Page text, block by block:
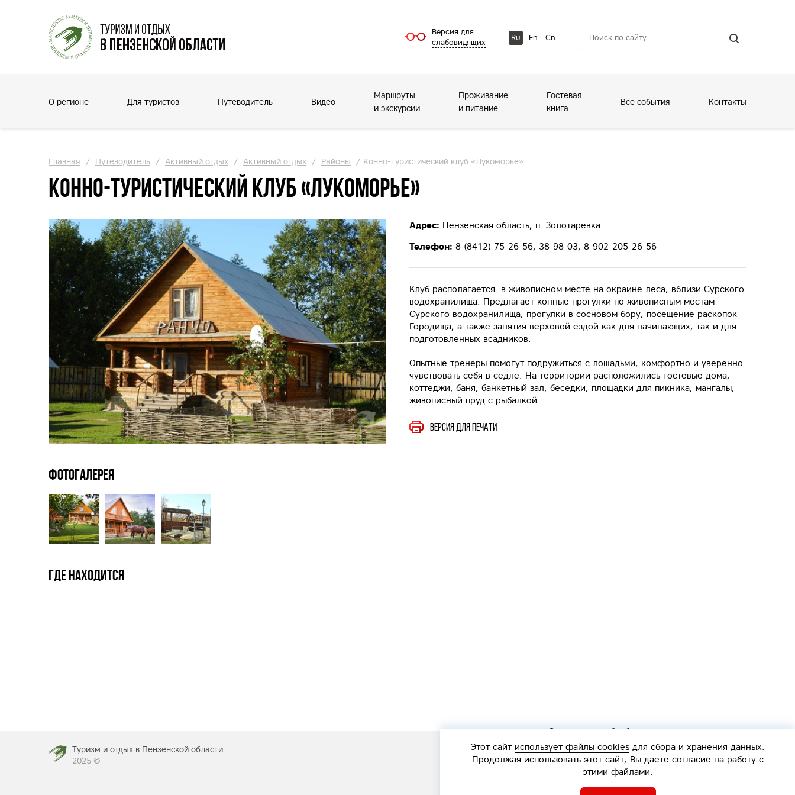
Версия для
слабовидящих
Ru En Cn
О регионе Для туристов Путеводитель Видео
Маршруты
и экскурсии
Проживание
и питание
Гостевая
книга
Все события Контакты
Главная / Путеводитель / Активный отдых / Активный отдых / Районы / Конно-туристический клуб «Лукоморье»
Конно-туристический клуб «Лукоморье»
Фотогалерея
Где находится
Адрес: Пензенская область, п. Золотаревка
Телефон: 8 (8412) 75-26-56, 38-98-03, 8-902-205-26-56
Клуб располагается в живописном месте на окраине леса, вблизи Сурского
водохранилища. Предлагает конные прогулки по живописным местам
Сурского водохранилища, прогулки в сосновом бору, посещение раскопок
Городища, а также занятия верховой ездой как для начинающих, так и для
подготовленных всадников.
Опытные тренеры помогут подружиться с лошадьми, комфортно и уверенно
чувствовать себя в седле. На территории расположились гостевые дома,
коттеджи, баня, банкетный зал, беседки, площадки для пикника, мангалы,
живописный пруд с рыбалкой.
Версия для печати
Туризм и отдых в Пензенской области
2025 ©
Интерактивная
карта
Согласие на обработку персональных данных
Политика обработки персональных данных
Этот сайт использует файлы cookies для сбора и хранения данных.
Продолжая использовать этот сайт, Вы даете согласие на работу с
этими файлами.